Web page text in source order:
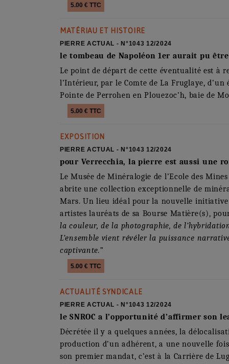
5.00 € TTC
MATÉRIAU ET HISTOIRE
PIERRE ACTUAL - N°1043 12/2024
le tombeau de Napoléon 1er aurait pu
Le point de départ de cette éventualité est à
l’Intérieur, par le Comte de La Fruglaye,
Pointe de Perrohen en Plouezoc’h, baie de
5.00 € TTC
EXPOSITION
PIERRE ACTUAL - N°1043 12/2024
pour Verrecchia, la pierre est aussi une
Le Musée de Minéralogie de l’Ecole des
abrite une collection exceptionnelle de
Mars. Un lieu idéal pour la nouvelle
artistes lauréats de sa Bourse Matière(s),
la couleur, de la photographie, de
L’ensemble vient révéler la puissance
captivante.”
5.00 € TTC
ACTUALITÉ SYNDICALE
PIERRE ACTUAL - N°1043 12/2024
le SNROC a l’opportunité d’affirmer son
Décrétée il y a quelques années, la
production d’un adhérent, a une nouvelle
son premier mandat, c’est à la Carrière de